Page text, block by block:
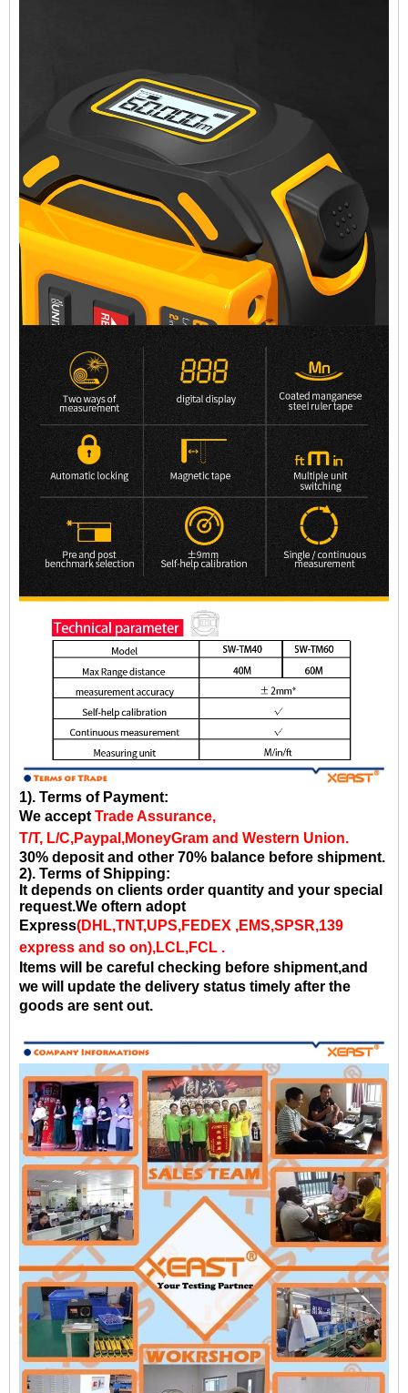
1). Terms of Payment:
We accept Trade Assurance,
T/T, L/C,Paypal,MoneyGram and Western Union.
30% deposit and other 70% balance before shipment.
2). Terms of Shipping:
It depends on clients order quantity and your special
request.We oftern adopt
Express(DHL,TNT,UPS,FEDEX ,EMS,SPSR,139
express and so on),LCL,FCL .
Items will be careful checking before shipment,and
we will update the delivery status timely after the
goods are sent out.